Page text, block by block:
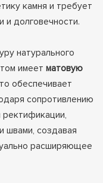
камня и требует
и долговечности.
натурального
имеет матовую
обеспечивает
сопротивлению
ректификации,
швами, создавая
расширяющее